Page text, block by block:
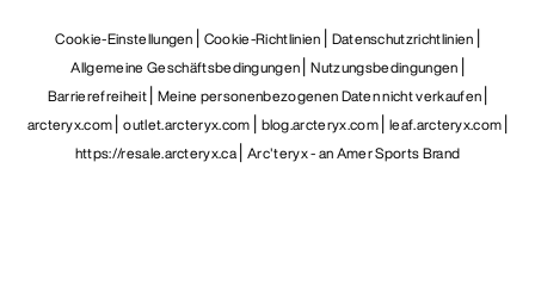
Cookie-Einstellungen Cookie-Richtlinien Datenschutzrichtlinien
Allgemeine Geschäftsbedingungen Nutzungsbedingungen
Barrierefreiheit Meine personenbezogenen Daten nicht verkaufen
arcteryx.com outlet.arcteryx.com blog.arcteryx.com leaf.arcteryx.com
https://resale.arcteryx.ca Arc'teryx - an Amer Sports Brand